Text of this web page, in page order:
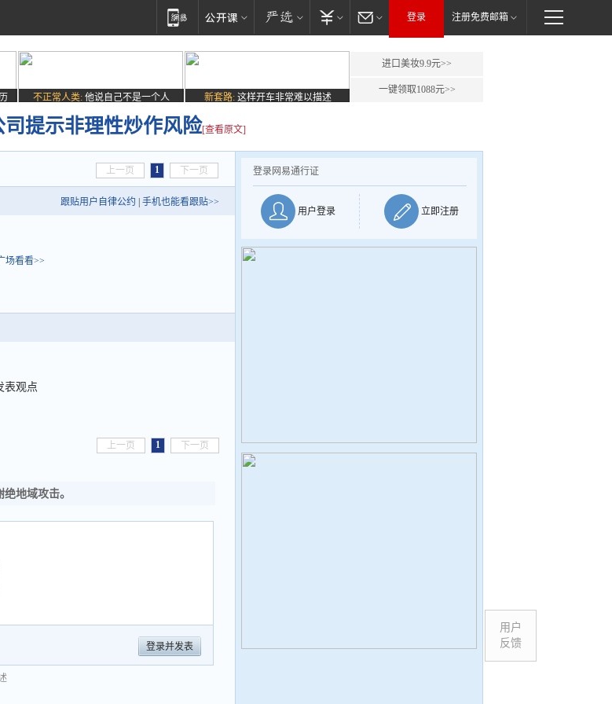
登录 注册免费邮箱
不正常人类: 他说自己不是一个人 新套路: 这样开车非常难以描述
进口美妆9.9元>>
一键领取1088元>>
提示非理性炒作风险[查看原文]
上一页 1 下一页
跟贴用户自律公约 手机也能看跟贴>>
场看看>>
表观点
上一页 1 下一页
地域攻击。
登录并发表
登录网易通行证
用户登录 立即注册
用户
反馈